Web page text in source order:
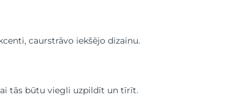
caurstrāvo iekšējo dizainu.
tās būtu viegli uzpildīt un tīrīt.